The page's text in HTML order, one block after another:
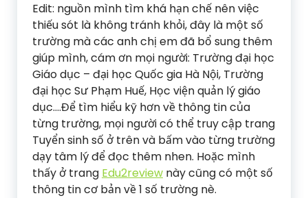
Edit: nguồn mình tìm khá hạn chế nên việc
thiếu sót là không tránh khỏi, đây là một số
trường mà các anh chị em đã bổ sung thêm
giúp mình, cám ơn mọi người: Trường đại học
Giáo dục – đại học Quốc gia Hà Nội, Trường
đại học Sư Phạm Huế, Học viện quản lý giáo
dục….Để tìm hiểu kỹ hơn về thông tin của
từng trường, mọi người có thể truy cập trang
Tuyển sinh số ở trên và bấm vào từng trường
dạy tâm lý để đọc thêm nhen. Hoặc mình
thấy ở trang Edu2review này cũng có một số
thông tin cơ bản về 1 số trường nè.